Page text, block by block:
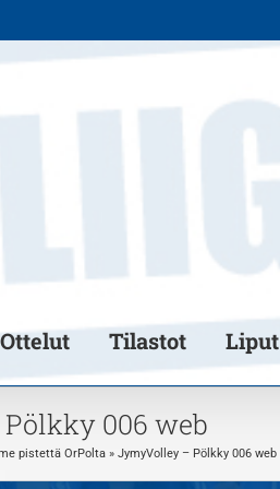
Ottelut Tilastot Liput
006 web
pistettä OrPolta» JymyVolley – Pölkky 006 web